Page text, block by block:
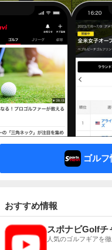
ゴル
おすすめ情報
スポナビGolfチ
人気のゴルフギアを徹